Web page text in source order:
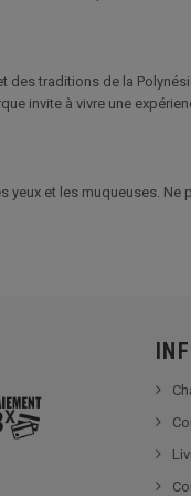
des traditions de la
invite à vivre une
yeux et les muqueuses.